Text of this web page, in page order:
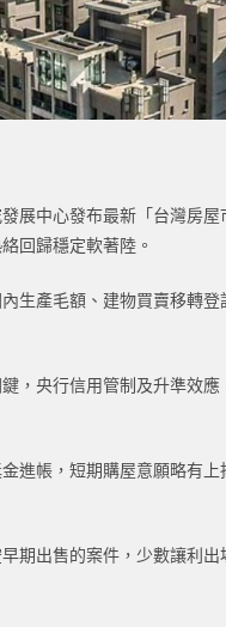
展中心發布最新「台灣房
回歸穩定軟著陸。
生產毛額、建物買賣移轉
，央行信用管制及升準效
進帳，短期購屋意願略有
期出售的案件，少數讓利